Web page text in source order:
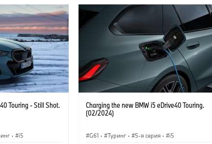
Touring - Still Shot.
· i5
Charging the new BMW i5 eDrive40 Touring.
(02/2024)
G61 · Туринг · 5-я серия · i5